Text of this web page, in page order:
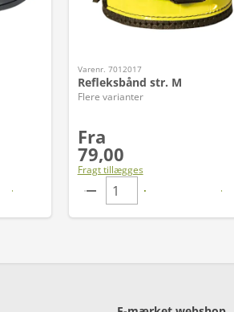
Varenr. 7012017
Refleksbånd str. M
Flere varianter
Fra
79,00
Fragt tillægges